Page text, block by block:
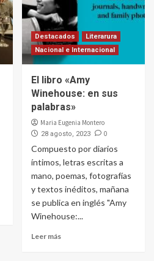
Destacados
Literarura
Nacional e Internacional
El libro «Amy
Winehouse: en sus
palabras»
Maria Eugenia Montero
28 agosto, 2023 0
Compuesto por diarios
íntimos, letras escritas a
mano, poemas, fotografías
y textos inéditos, mañana
se publica en inglés "Amy
Winehouse:...
Leer más